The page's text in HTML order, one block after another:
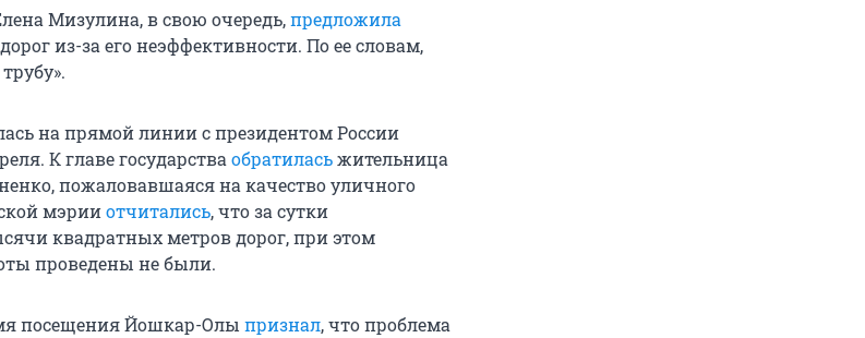
Мизулина, в свою очередь,предложила
из-за его неэффективности. По ее словам,
на прямой линии с президентом России
К главе государства обратиласьжительница
пожаловавшаяся на качество уличного
мэрииотчитались, что за сутки
квадратных метров дорог, при этом
проведены не были.
посещения Йошкар-Олы признал, что проблема